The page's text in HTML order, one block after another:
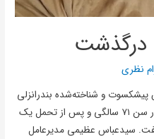
نظری
و شناخته‌شده بندرانزلی
و‌ عضو موسسه هنرمندان پیشکسوت، در سن ۷۱ سالگی و پس از تحمل یک
گفت. سیدعباس عظیمی مدیرعامل